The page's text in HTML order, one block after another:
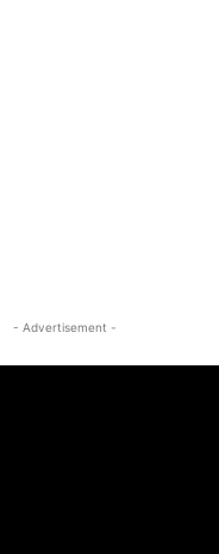
- Advertisement -